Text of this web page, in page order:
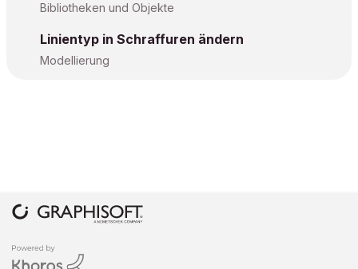
Bibliotheken und Objekte
Linientyp in Schraffuren ändern
Modellierung